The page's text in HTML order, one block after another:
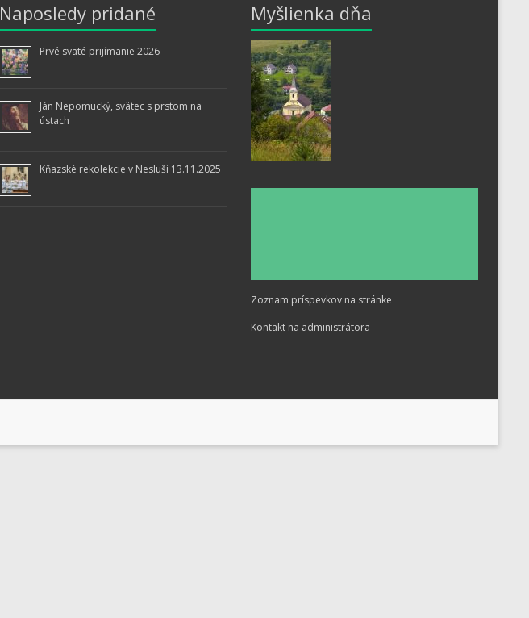
Naposledy pridané
Prvé sväté prijímanie 2026
Ján Nepomucký, svätec s prstom na
ústach
Kňazské rekolekcie v Nesluši 13.11.2025
Myšlienka dňa
Zoznam príspevkov na stránke
Kontakt na administrátora